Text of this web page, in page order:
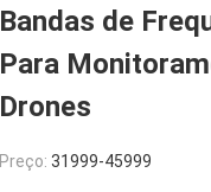
Bandas de
Para
Drones
Preço: 31999-45999